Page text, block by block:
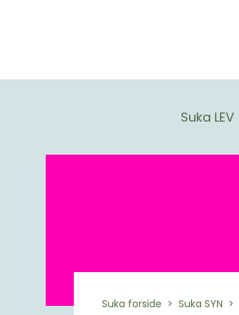
Suka LEV
Suka forside Suka SYN